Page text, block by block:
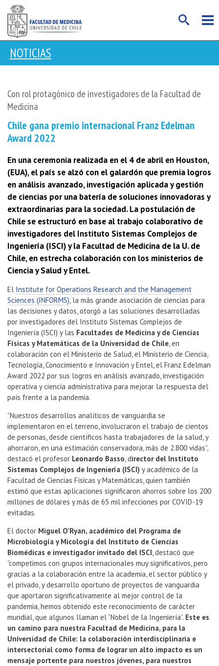
NOTICIAS
Con rol protagónico de investigadores de la Facultad de
Medicina
Chile gana premio internacional Franz Edelman
Award 2022
En una ceremonia realizada en el 4 de abril en Houston,
(EUA), el país se alzó con el galardón que premia logros
en análisis avanzado, investigación aplicada y gestión
de ciencias por una batería de soluciones innovadoras y
extraordinarias para la sociedad. La postulación de
Chile se estructuró en base al trabajo colaborativo de
investigadores del Instituto Sistemas Complejos de
Ingeniería (ISCI) y la Facultad de Medicina de la U. de
Chile, en estrecha colaboración con los ministerios de
Ciencia y Salud y Entel.
El Institute for Operations Research and the Management
Sciences (INFORMS), la más grande asociación de ciencias para
las decisiones y datos, otorgó a las soluciones desarrolladas
por investigadores del Instituto Sistemas Complejos de
Ingeniería (ISCI) y las Facultades de Medicina y de Ciencias
Físicas y Matemáticas de la Universidad de Chile, en
colaboración con el Ministerio de Salud, el Ministerio de Ciencia,
Tecnología, Conocimiento e Innovación y Entel, el Franz Edelman
Award 2022 por sus logros en análisis avanzado, investigación
operativa y ciencia administrativa para mejorar la respuesta del
país frente a la pandemia.
“Nuestros desarrollos analíticos de vanguardia se
implementaron en el terreno, involucraron el trabajo de cientos
de personas, desde científicos hasta trabajadores de la salud, y
ahorraron, en una estimación conservadora, más de 2.800 vidas”,
destacó el profesor Leonardo Basso, director del Instituto
Sistemas Complejos de Ingeniería (ISCI) y académico de la
Facultad de Ciencias Físicas y Matemáticas, quien también
estimó que estas aplicaciones significaron ahorros sobre los 200
millones de dólares y más de 65 mil infecciones por COVID-19
evitadas.
El doctor Miguel O’Ryan, académico del Programa de
Microbiología y Micología del Instituto de Ciencias
Biomédicas e investigador invitado del ISCI, destacó que
“competimos con grupos internacionales muy significativos, pero
gracias a la colaboración entre la academia, el sector público y
el privado, y desarrollo oportuno de proyectos de vanguardia
que aportaron significativamente al mejor control de la
pandemia, hemos obtenido este reconocimiento de carácter
mundial, que algunos llaman el “Nobel de la Ingeniería”. Este es
un camino para nuestra Facultad de Medicina, para la
Universidad de Chile: la colaboración interdisciplinaria e
intersectorial como forma de lograr un alto impacto es un
mensaje portente para nuestros jóvenes, para nuestros